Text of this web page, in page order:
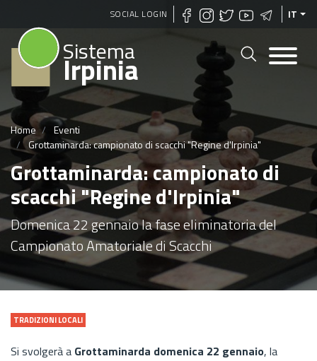
Salta
contenuto
principale
SOCIAL LOGIN IT
Sistema
Irpinia
Home
Eventi
Grottaminarda: campionato di scacchi "Regine d'Irpinia"
Grottaminarda: campionato di
scacchi "Regine d'Irpinia"
Domenica 22 gennaio la fase eliminatoria del
Campionato Amatoriale di Scacchi
TRADIZIONI LOCALI
Si svolgerà a Grottaminarda domenica 22 gennaio, la